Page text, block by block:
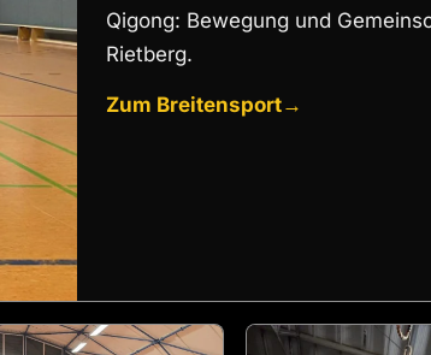
Qigong: Bewegung und
Rietberg.
Zum Breitensport→